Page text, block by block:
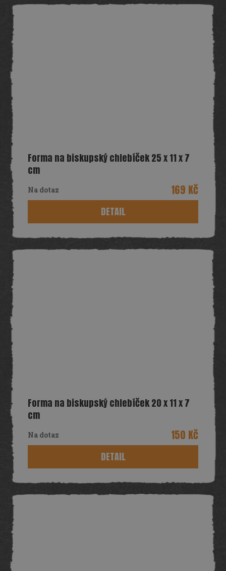
Forma na biskupský chlebíček 25 x 11 x 7
cm
Na dotaz 169 Kč
DETAIL
Forma na biskupský chlebíček 20 x 11 x 7
cm
Na dotaz 150 Kč
DETAIL